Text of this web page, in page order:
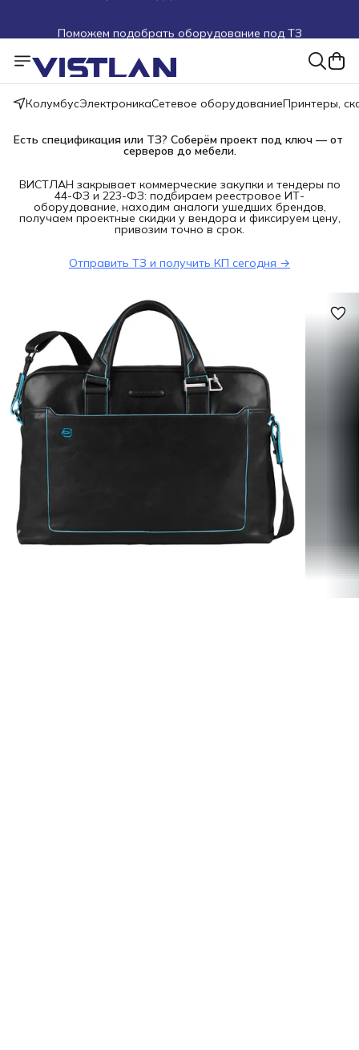
Пуско-наладочные работы
Пришлите запрос на e-mail или в чат
Более 100 000 позиций в наличии и под заказ
КолумбусЭлектроникаСетевое оборудованиеПринтеры,
Есть спецификация или ТЗ? Соберём проект под ключ — от
серверов до мебели.
ВИСТЛАН закрывает коммерческие закупки и тендеры по
44-ФЗ и 223-ФЗ: подбираем реестровое ИТ-
оборудование, находим аналоги ушедших брендов,
получаем проектные скидки у вендора и фиксируем цену,
привозим точно в срок.
Отправить ТЗ и получить КП сегодня →